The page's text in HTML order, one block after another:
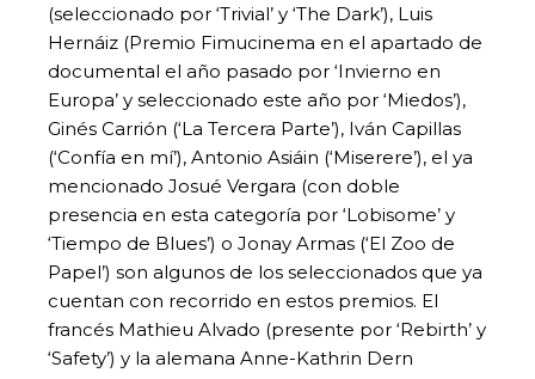
(seleccionado por ‘Trivial’ y ‘The Dark’), Luis
Hernáiz (Premio Fimucinema en el apartado de
documental el año pasado por ‘Invierno en
Europa’ y seleccionado este año por ‘Miedos’),
Ginés Carrión (‘La Tercera Parte’), Iván Capillas
(‘Confía en mí’), Antonio Asiáin (‘Miserere’), el ya
mencionado Josué Vergara (con doble
presencia en esta categoría por ‘Lobisome’ y
‘Tiempo de Blues’) o Jonay Armas (‘El Zoo de
Papel’) son algunos de los seleccionados que ya
cuentan con recorrido en estos premios. El
francés Mathieu Alvado (presente por ‘Rebirth’ y
‘Safety’) y la alemana Anne-Kathrin Dern